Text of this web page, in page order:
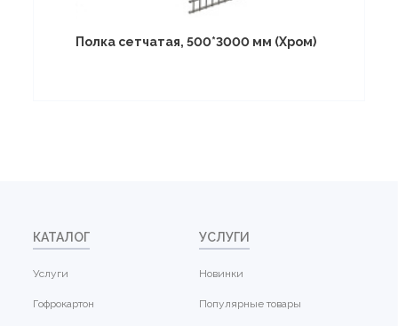
Полка сетчатая, 500*3000 мм (Хром)
КАТАЛОГ
Услуги
Гофрокартон
УСЛУГИ
Новинки
Популярные товары